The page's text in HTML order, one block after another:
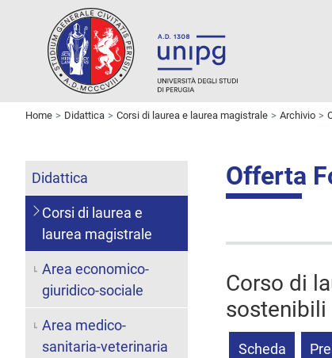
Home Didattica Corsi di laurea e laurea magistrale Archivio
Offerta
Corso di
sostenibili
Scheda
Didattica
Corsi di laurea e
laurea magistrale
Area economico-
giuridico-sociale
Area medico-
sanitaria-veterinaria